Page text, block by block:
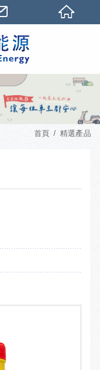
首頁 精選產品